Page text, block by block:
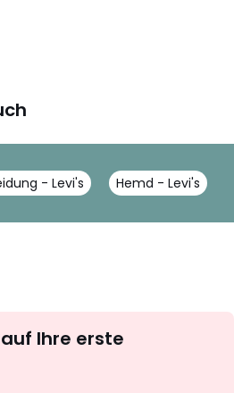
- Levi's Hemd - Levi's
abonnieren
Ihre erste